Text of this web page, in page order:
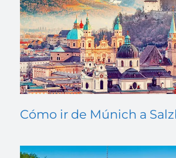
Cómo ir de Múnich a